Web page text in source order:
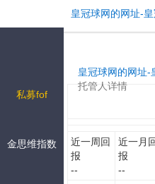
-皇冠球网的
私募fof
金思维指数
皇冠球网的网址-
皇冠球网的网址-
托管人详情
近一周回
报
--
近一月
报
--